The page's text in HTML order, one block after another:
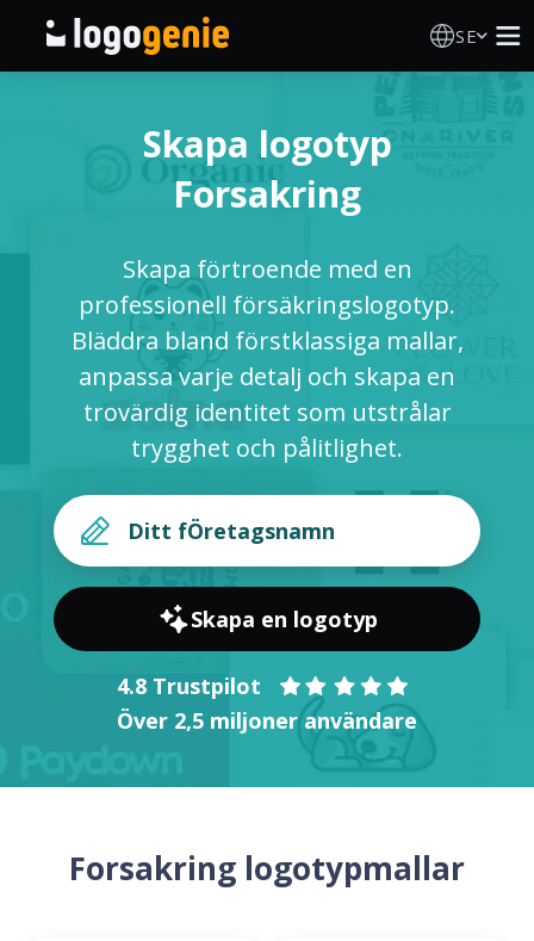
SE
AI logotypgenerator
Tryckta produkter
Om Oss
LOGGA IN
Skapa logotyp
Forsakring
Skapa förtroende med en
professionell försäkringslogotyp.
Bläddra bland förstklassiga mallar,
anpassa varje detalj och skapa en
trovärdig identitet som utstrålar
trygghet och pålitlighet.
Skapa en logotyp
4.8 Trustpilot
Över 2,5 miljoner användare
Forsakring logotypmallar